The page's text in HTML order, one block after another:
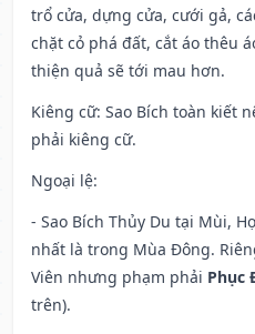
trổ cửa, dựng cửa, cưới gả,
chặt cỏ phá đất, cắt áo thêu
thiện quả sẽ tới mau hơn.
Kiêng cữ: Sao Bích toàn kiết
phải kiêng cữ.
Ngoại lệ:
- Sao Bích Thủy Du tại Mùi,
nhất là trong Mùa Đông.
Viên nhưng phạm phải Phục
trên).